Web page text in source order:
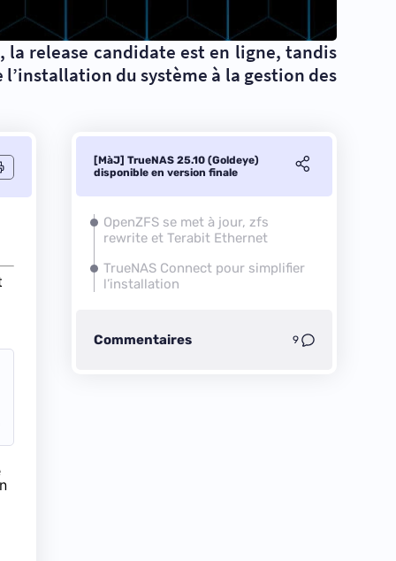
la release candidate est en ligne, tandis
du système à la gestion des
[MàJ] TrueNAS 25.10 (Goldeye)
disponible en version finale
OpenZFS se met à jour, zfs
rewrite et Terabit Ethernet
TrueNAS Connect pour simplifier
l’installation
Commentaires 9